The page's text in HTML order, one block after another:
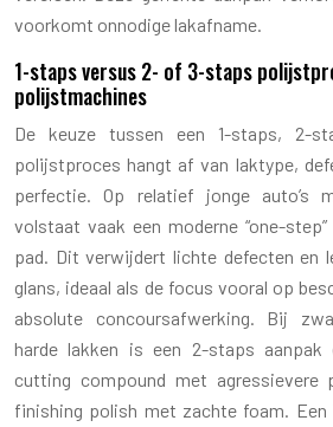
voorkomt onnodige lakafname.
1-staps versus 2- of 3-staps
polijstmachines
De keuze tussen een 1-staps, 2-
polijstproces hangt af van laktype,
perfectie. Op relatief jonge auto’s
volstaat vaak een moderne “one-
pad. Dit verwijdert lichte defecten en
glans, ideaal als de focus vooral op
absolute concoursafwerking. Bij
harde lakken is een 2-staps
cutting compound met agressievere
finishing polish met zachte foam.